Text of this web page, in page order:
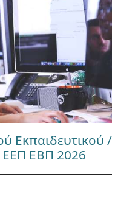
Εκπαιδευτικού /
ΕΒΠ 2026